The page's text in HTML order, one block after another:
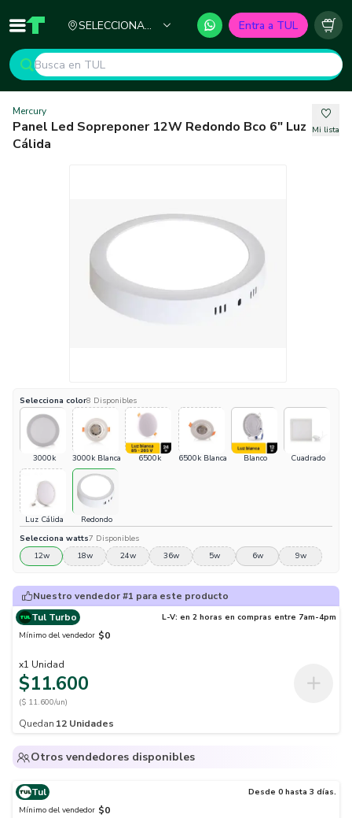
Inicio TUL - Tu Marketplace de Construcción
SELECCIONA
Entra a TUL
Mercury
Panel Led Sopreponer 12W Redondo Bco 6" Luz
Cálida
Mi lista
Selecciona color8 Disponibles
3000k 3000k Blanca 6500k 6500k Blanca Blanco Cuadrado
Luz Cálida
Redondo
Selecciona watts7 Disponibles
12w
18w 24w 36w 5w 6w 9w
Nuestro vendedor #1 para este producto
Tul Turbo
L-V: en 2 horas en compras entre 7am-4pm
Mínimo del vendedor $0
x1 Unidad
$11.600
($ 11.600/un)
Quedan 12 Unidades
Otros vendedores disponibles
Tul
Desde 0 hasta 3 días.
Mínimo del vendedor $0